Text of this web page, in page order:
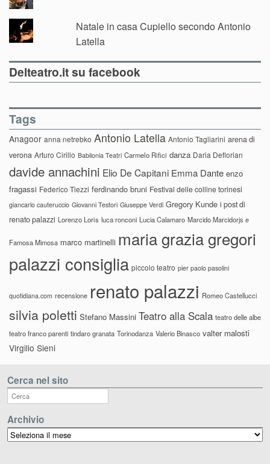
Natale in casa Cupiello secondo Antonio
Latella
Delteatro.it su facebook
Tags
Anagoor anna netrebko Antonio Latella Antonio Tagliarini arena di
verona Arturo Cirillo Babilonia Teatri Carmelo Rifici danza Daria Deflorian
davide annachini Elio De Capitani Emma Dante enzo
fragassi Federico Tiezzi ferdinando bruni Festival delle colline torinesi
giancarlo cauteruccio Giovanni Testori Giuseppe Verdi Gregory Kunde i post di
renato palazzi Lorenzo Loris luca ronconi Lucia Calamaro Marcido Marcidorjs e
Famosa Mimosa marco martinelli maria grazia gregori
palazzi consiglia piccolo teatro pier paolo pasolini
quotidiana.com recensione renato palazzi Romeo Castellucci
silvia poletti Stefano Massini Teatro alla Scala teatro delle albe
teatro franco parenti tindaro granata Torinodanza Valerio Binasco valter malosti
Virgilio Sieni
Cerca nel sito
Archivio
Archivio